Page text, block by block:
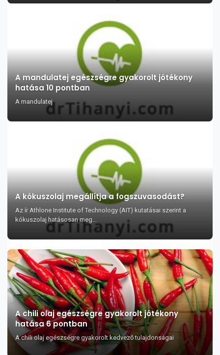
A mandulatej egészségre gyakorolt jótékony
hatása 10 pontban
A mandulatej
A kókuszolaj megállítja a fogszuvasodást?
Az ír Athlone Institute of Technology (AIT) kutatásai szerint a
kókuszolaj hatásosan meg...
A chili olaj egészségre gyakorolt jótékony
hatása 6 pontban
A chili olaj egészségre gyakorolt kedvező tulajdonságai